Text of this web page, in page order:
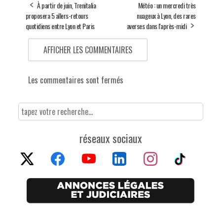
p
À partir de juin, Trenitalia
proposera 5 allers-retours
quotidiens entre Lyon et Paris
Météo : un mercredi très
nuageux à Lyon, des rares
averses dans l'après-midi
AFFICHER LES COMMENTAIRES
Les commentaires sont fermés
réseaux sociaux